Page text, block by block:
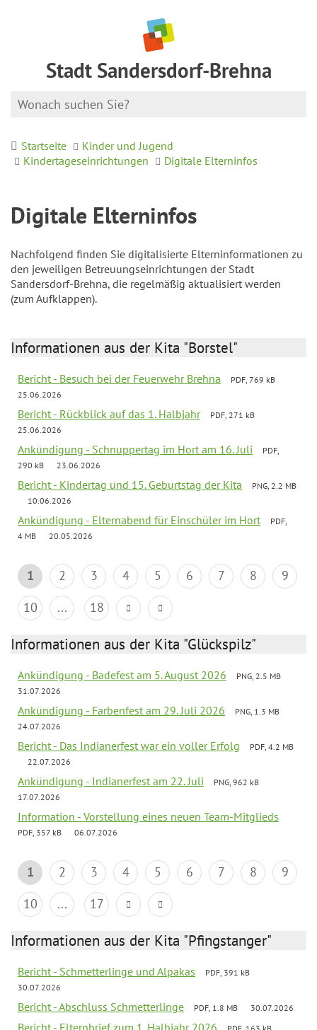
Stadt Sandersdorf-Brehna
Startseite
Kinder und Jugend
Kindertageseinrichtungen
Digitale Elterninfos
Digitale Elterninfos
Nachfolgend finden Sie digitalisierte Elterninformationen zu
den jeweiligen Betreuungseinrichtungen der Stadt
Sandersdorf-Brehna, die regelmäßig aktualisiert werden
(zum Aufklappen).
Informationen aus der Kita "Borstel"
Bericht - Besuch bei der Feuerwehr Brehna
PDF, 769 kB
25.06.2026
Bericht - Rückblick auf das 1. Halbjahr
PDF, 271 kB
25.06.2026
Ankündigung - Schnuppertag im Hort am 16. Juli
PDF,
290 kB
23.06.2026
Bericht - Kindertag und 15. Geburtstag der Kita
PNG, 2.2 MB
10.06.2026
Ankündigung - Elternabend für Einschüler im Hort
PDF,
4 MB
20.05.2026
1 2 3 4 5 6 7 8
9
10
... 18
Informationen aus der Kita "Glückspilz"
Ankündigung - Badefest am 5. August 2026
PNG, 2.5 MB
31.07.2026
Ankündigung - Farbenfest am 29. Juli 2026
PNG, 1.3 MB
24.07.2026
Bericht - Das Indianerfest war ein voller Erfolg
PDF, 4.2 MB
22.07.2026
Ankündigung - Indianerfest am 22. Juli
PNG, 962 kB
17.07.2026
Information - Vorstellung eines neuen Team-Mitglieds
PDF, 357 kB 06.07.2026
1 2 3 4 5 6 7 8
9
10
... 17
Informationen aus der Kita "Pfingstanger"
Bericht - Schmetterlinge und Alpakas
PDF, 391 kB
30.07.2026
Bericht - Abschluss Schmetterlinge PDF, 1.8 MB 30.07.2026
Bericht - Elternbrief zum 1. Halbjahr 2026